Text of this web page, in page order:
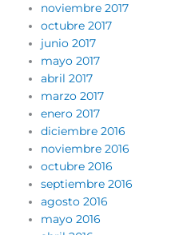
noviembre 2017
octubre 2017
junio 2017
mayo 2017
abril 2017
marzo 2017
enero 2017
diciembre 2016
noviembre 2016
octubre 2016
septiembre 2016
agosto 2016
mayo 2016